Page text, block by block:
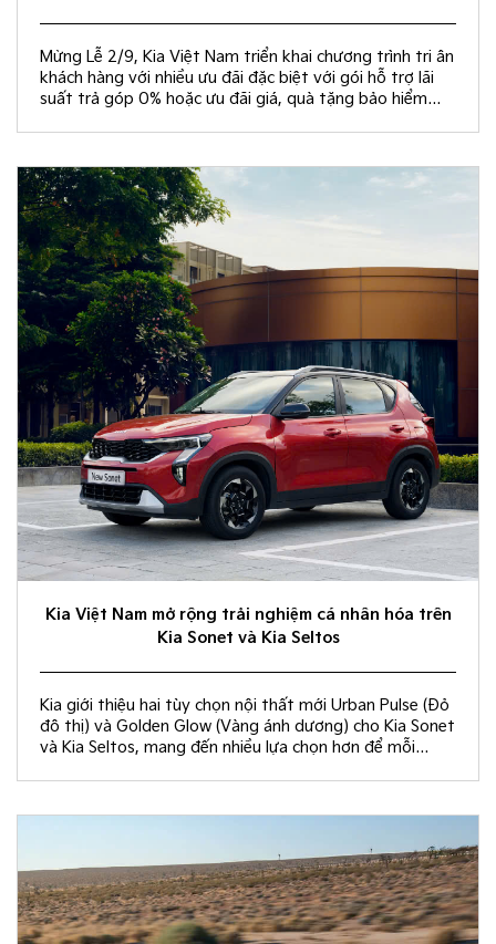
Mừng Lễ 2/9, Kia Việt Nam triển khai chương trình tri ân
khách hàng với nhiều ưu đãi đặc biệt với gói hỗ trợ lãi
suất trả góp 0% hoặc ưu đãi giá, quà tặng bảo hiểm
Kia Việt Nam mở rộng trải nghiệm cá nhân hóa trên
Kia Sonet và Kia Seltos
Kia giới thiệu hai tùy chọn nội thất mới Urban Pulse (Đỏ
đô thị) và Golden Glow (Vàng ánh dương) cho Kia Sonet
và Kia Seltos, mang đến nhiều lựa chọn hơn để mỗi